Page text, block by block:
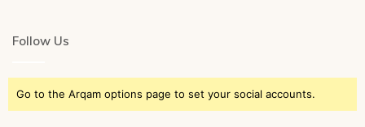
Follow Us
Go to the Arqam options page to set your social accounts.